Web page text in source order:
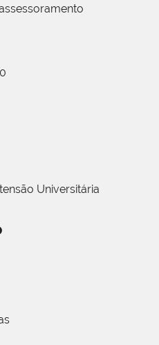
Universitária